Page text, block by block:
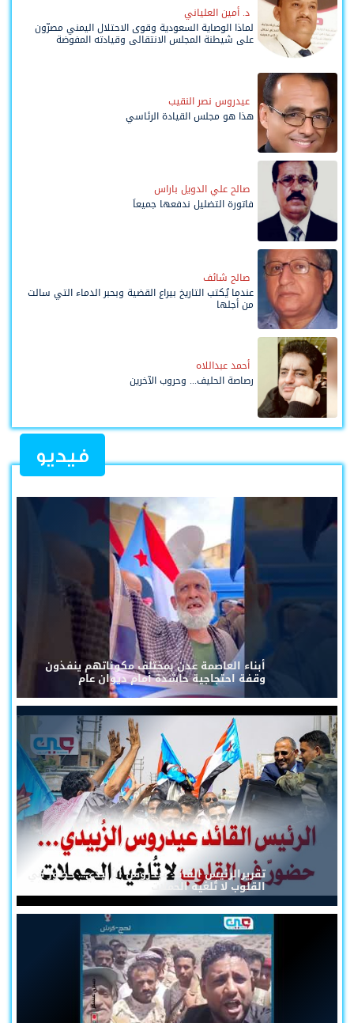
د. أمين العلياني
لماذا الوصاية السعودية وقوى الاحتلال اليمني مصرّون
على شيطنة المجلس الانتقالي وقيادته المفوضة
عيدروس نصر النقيب
هذا هو مجلس القيادة الرئاسي
صالح علي الدويل باراس
فاتورة التضليل ندفعها جميعاً
صالح شائف
عندما يُكتب التاريخ بيراع القضية وبحبر الدماء التي سالت
من أجلها
أحمد عبداللاه
رصاصة الحليف... وحروب الآخرين
فيديو
أبناء العاصمة عدن بمختلف مكوناتهم ينفذون
وقفة احتجاجية حاشدة أمام ديوان عام
تقريرالرئيس القائد عيدروس الزُبيدي... حضورٌ في
القلوب لا تُلغيه الحملات